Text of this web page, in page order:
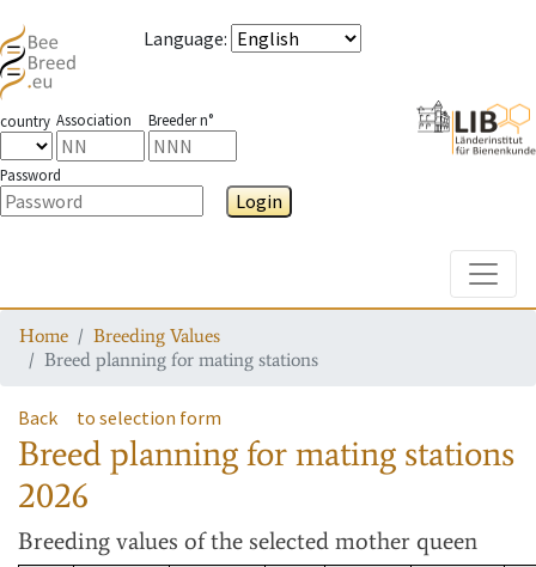
Language:
country Association Breeder n°
Password
Login
Home
Breeding Values
Breed planning for mating stations
Back to selection form
Breed planning for mating stations
2026
Breeding values of the selected mother queen